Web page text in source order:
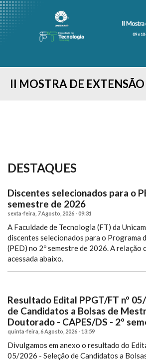
II MOSTRA DE
CONCURSO "MINHA
COLAÇÃO DE GRAU -
ESTUDANTES DA FT-
RESULTADO DO
IMAGELAB DA FT/
COMISSÃO DE
FT SEDIA “I SIMPÓSIO
FT REALIZA O I
DESTAQUES
Discentes selecionados para o
semestre de 2026
sexta-feira, 7 Agosto, 2026 - 09:31
A Faculdade de Tecnologia (FT) da
discentes selecionados para o Programa
(PED) no 2º semestre de 2026. A relação
acessada abaixo.
Resultado Edital PPGT/FT nº
de Candidatos a Bolsas de
Doutorado - CAPES/DS - 2º
quinta-feira, 6 Agosto, 2026 - 13:59
Divulgamos em anexo o resultado do
05/2026 - Seleção de Candidatos a